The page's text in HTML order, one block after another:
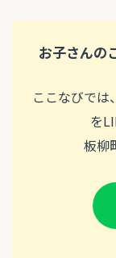
お子さんの
ここなびで
を
板柳